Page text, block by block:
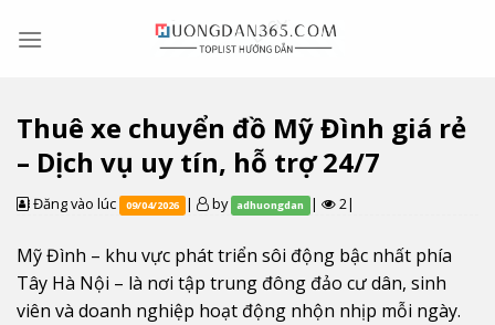
Thuê xe chuyển đồ Mỹ Đình giá rẻ
– Dịch vụ uy tín, hỗ trợ 24/7
Đăng vào lúc 09/04/2026 | by adhuongdan | 2|
Mỹ Đình – khu vực phát triển sôi động bậc nhất phía
Tây Hà Nội – là nơi tập trung đông đảo cư dân, sinh
viên và doanh nghiệp hoạt động nhộn nhịp mỗi ngày.